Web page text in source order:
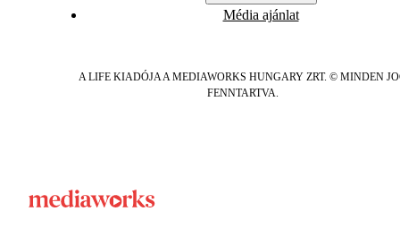
Média ajánlat
A LIFE KIADÓJA A MEDIAWORKS HUNGARY ZRT. © MINDEN
FENNTARTVA.